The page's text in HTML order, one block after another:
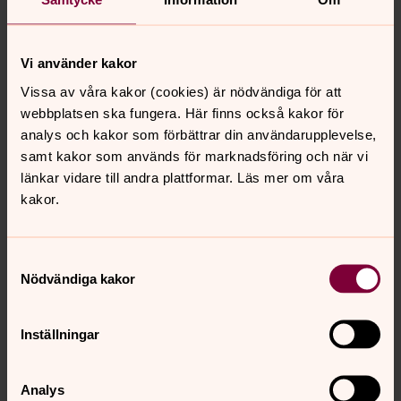
Vi använder kakor
Vissa av våra kakor (cookies) är nödvändiga för att
webbplatsen ska fungera. Här finns också kakor för
analys och kakor som förbättrar din användarupplevelse,
samt kakor som används för marknadsföring och när vi
länkar vidare till andra plattformar. Läs mer om våra
kakor.
Nödvändiga kakor
Inställningar
Analys
Tölö kyrkogård
Urngrav
Kistgrav
Askgravlund
Askgravplats
Kistgrav
Askgravlund
Gamla kyrkogården bakom Kulturhuset